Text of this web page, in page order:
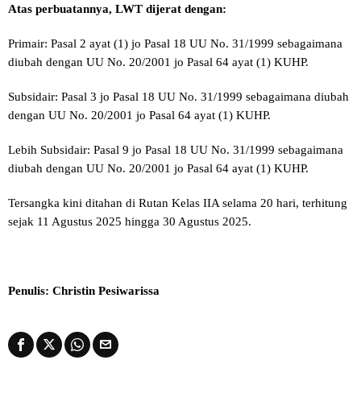
Atas perbuatannya, LWT dijerat dengan:
Primair: Pasal 2 ayat (1) jo Pasal 18 UU No. 31/1999 sebagaimana
diubah dengan UU No. 20/2001 jo Pasal 64 ayat (1) KUHP.
Subsidair: Pasal 3 jo Pasal 18 UU No. 31/1999 sebagaimana diubah
dengan UU No. 20/2001 jo Pasal 64 ayat (1) KUHP.
Lebih Subsidair: Pasal 9 jo Pasal 18 UU No. 31/1999 sebagaimana
diubah dengan UU No. 20/2001 jo Pasal 64 ayat (1) KUHP.
Tersangka kini ditahan di Rutan Kelas IIA selama 20 hari, terhitung
sejak 11 Agustus 2025 hingga 30 Agustus 2025.
Penulis: Christin Pesiwarissa